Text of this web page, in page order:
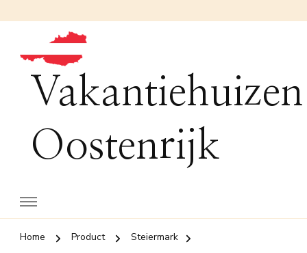
Vakantiehuizen
Oostenrijk
Home Product
Steiermark